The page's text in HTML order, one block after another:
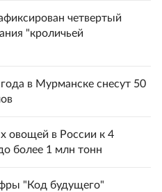
четвертый
"кроличьей
в Мурманске снесут 50
овощей в России к 4
более 1 млн тонн
"Код будущего"